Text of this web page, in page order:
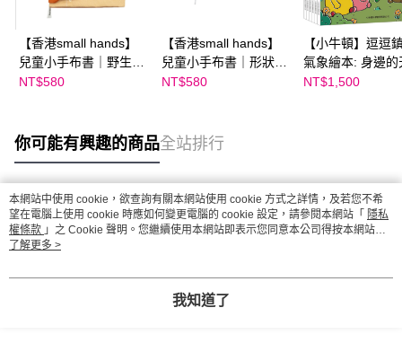
【香港small hands】
兒童小手布書｜野生動
物篇
NT$580
【香港small hands】
兒童小手布書｜形狀啟
蒙篇
NT$580
【小牛頓】逗逗
氣象繪本: 身邊的
(全六冊)
NT$1,500
你可能有興趣的商品全站排行
熱門標籤
本網站中使用 cookie，欲查詢有關本網站使用 cookie 方式之詳情，及若您不希
望在電腦上使用 cookie 時應如何變更電腦的 cookie 設定，請參閱本網站「 隱私
權條款 」之 Cookie 聲明。您繼續使用本網站即表示您同意本公司得按本網站使
用條款之 Cookie 聲明使用 cookie。
了解更多 >
我知道了